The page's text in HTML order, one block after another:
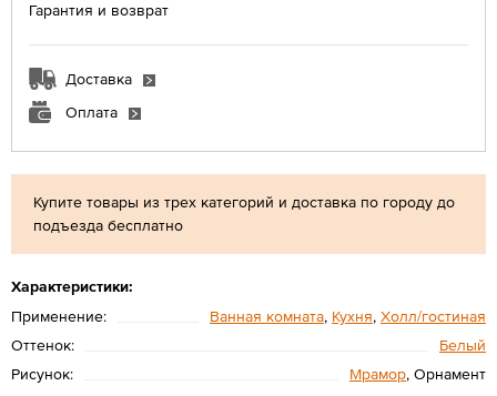
Купите товары из трех категорий и доставка по городу до
подъезда бесплатно
Характеристики:
Применение:
Ванная комната, Кухня, Холл/гостиная
Оттенок:
Белый
Рисунок:
Мрамор, Орнамент
Гарантия и возврат
Доставка
Оплата